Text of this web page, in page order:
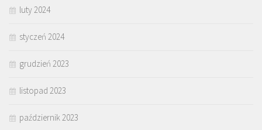
luty 2024
styczeń 2024
grudzień 2023
listopad 2023
październik 2023